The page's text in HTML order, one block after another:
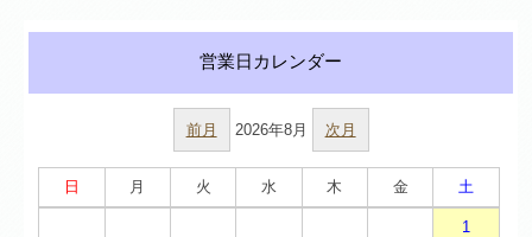
前月 2026年8月 次月
日 月 火 水 木 金 土
1